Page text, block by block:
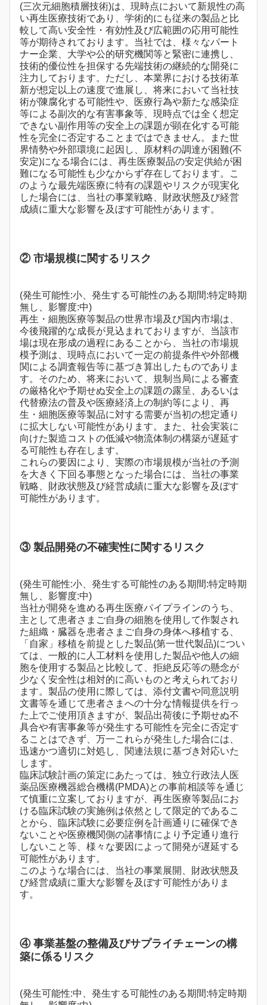
(三次元細胞積層技術)は、現時点において新規性の高
い再生医療技術であり、学術的にも従来の製品と比
較して高い安全性・有効性及び広範囲の応用可能性
等が期待されております。当社では、様々なパート
ナー企業、大学や公的研究機関等と緊密に連携し、
技術的優位性を担保する先端技術の継続的な開発に
注力しております。ただし、本業界における技術革
新が想定以上の速度で進展し、将来において当社技
術が陳腐化する可能性や、医療行為や新たな感染症
等による副次的な有害事象等、現時点では全く想定
できない副作用等の安全上の課題が顕在化する可能
性を完全に否定することまではできません。また世
界情勢や外部環境に起因し、原材料の調達が困難(不
安定)になる場合には、再生医療製品の安定供給が困
難になる可能性も少なからず存在しております。こ
のような最先端医療に特有の課題やリスクが現実化
した場合には、当社の事業戦略、財政状態及び経営
成績に重大な影響を及ぼす可能性があります。
② 市場規模に関するリスク
(発生可能性:小、発生する可能性のある期間:特定時期
無し、影響度:中)
再生・細胞医療等製品の世界市場及び国内市場は、
今後飛躍的な成長が見込まれておりますが、当該市
場は現在形成の過程にあることから、当社の市場規
模予測は、現時点において一定の前提条件や外部機
関による調査報告等に基づき算出したものでありま
す。そのため、将来において、規制当局による審査
の厳格化や予期せぬ安全上の課題の露呈、あるいは
代替療法の普及や医療経済上の制約等により、再
生・細胞医療等製品に対する需要が当初の想定通り
に拡大しない可能性があります。また、社会実装に
向けた製造コストの低減や物流体制の構築が遅延す
る可能性も存在します。
これらの要因により、実際の市場規模が当社の予測
を大きく下回る事態となった場合には、当社の事業
戦略、財政状態及び経営成績に重大な影響を及ぼす
可能性があります。
③ 製品開発の不確実性に関するリスク
(発生可能性:小、発生する可能性のある期間:特定時期
無し、影響度:中)
当社が開発を進める再生医療パイプラインのうち、
主として患者さまご自身の細胞を使用して作製され
た組織・臓器を患者さまご自身の身体へ移植する、
「自家」移植を前提とした製品(第一世代製品)につい
ては、一般的に人工材料を使用した製品や他人の細
胞を使用する製品と比較して、拒絶反応等の懸念が
少なく安全性は相対的に高いものと考えられており
ます。製品の使用に際しては、添付文書や同意説明
文書等を通じて患者さまへの十分な情報提供を行っ
た上でご使用頂きますが、製品出荷後に予期せぬ不
具合や有害事象等が発生する可能性を完全に否定す
ることはできず、万一これらが発生した場合には、
迅速かつ適切に対処し、関連法規に基づき対応いた
します。
臨床試験計画の策定にあたっては、独立行政法人医
薬品医療機器総合機構(PMDA)との事前相談等を通じ
て慎重に立案しておりますが、再生医療等製品にお
ける臨床試験の実施例は依然として限定的であるこ
とから、臨床試験に必要症例を計画通りに確保でき
ないことや医療機関側の諸事情により予定通り進行
しないこと等、様々な要因によって開発が遅延する
可能性があります。
このような場合には、当社の事業展開、財政状態及
び経営成績に重大な影響を及ぼす可能性がありま
す。
④ 事業基盤の整備及びサプライチェーンの構
築に係るリスク
(発生可能性:中、発生する可能性のある期間:特定時期